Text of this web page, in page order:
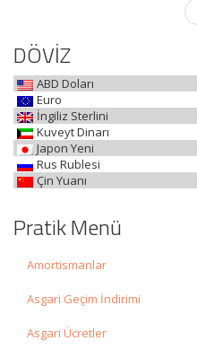
DÖVİZ
ABD Doları
Euro
İngiliz Sterlini
Kuveyt Dinarı
Japon Yeni
Rus Rublesi
Çin Yuanı
Pratik Menü
Amortismanlar
Asgari Geçim İndirimi
Asgari Ücretler